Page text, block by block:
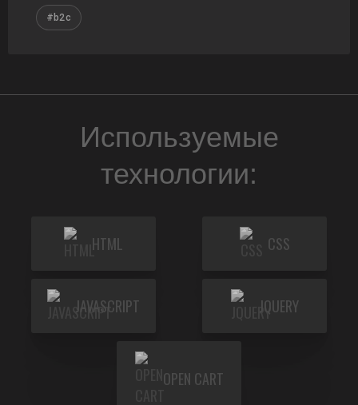
#b2c
Используемые
технологии:
HTML CSS
JAVASCRIPT JQUERY
OPEN CART